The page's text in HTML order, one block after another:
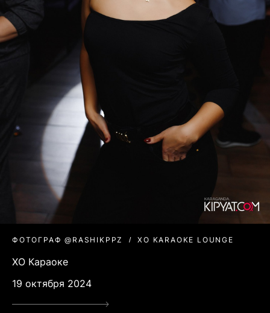
ФОТОГРАФ @RASHIKPPZ XO KARAOKE LOUNGE
XO Караоке
19 октября 2024